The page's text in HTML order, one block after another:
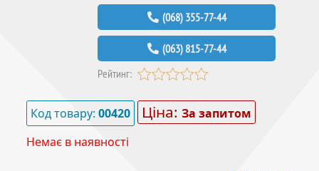
(068) 355-77-44
(063) 815-77-44
Рейтинг:
Код товару: 00420 Ціна: За запитом
Немає в наявності